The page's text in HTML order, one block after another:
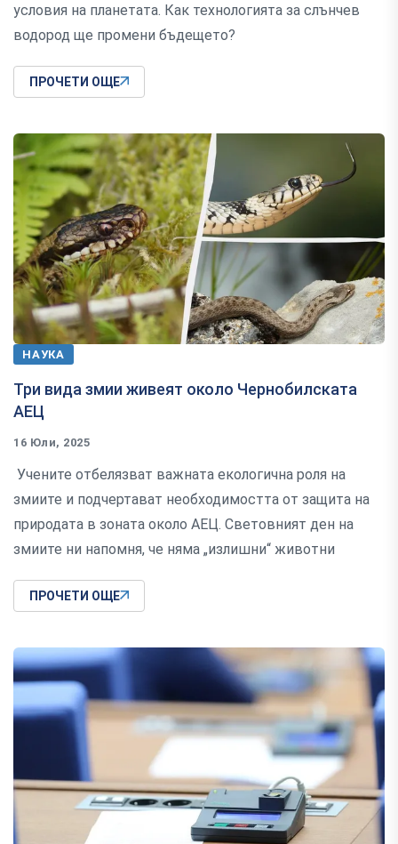
условия на планетата. Как технологията за слънчев
водород ще промени бъдещето?
ПРОЧЕТИ ОЩЕ
НАУКА
Три вида змии живеят около Чернобилската
АЕЦ
16 Юли, 2025
Учените отбелязват важната екологична роля на
змиите и подчертават необходимостта от защита на
природата в зоната около АЕЦ. Световният ден на
змиите ни напомня, че няма „излишни“ животни
ПРОЧЕТИ ОЩЕ